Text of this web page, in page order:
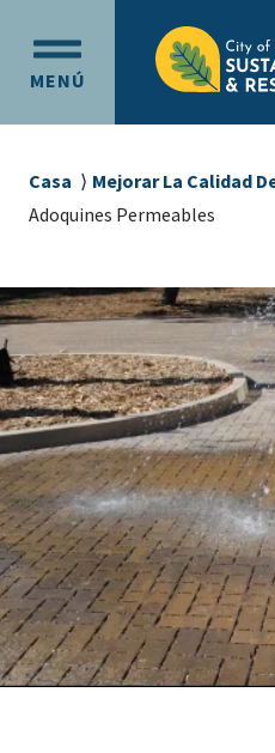
contenido
principal
navegación
MENÚ
OPEN
MENU
Sobrescribir
enlaces
ayuda
a
la
navegación
Casa
Mejorar La Calidad
Adoquines Permeables